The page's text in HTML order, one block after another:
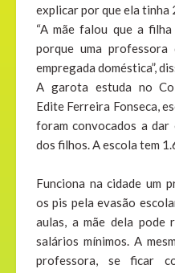
explicar por que ela tinha
“A mãe falou que a
porque uma
empregada doméstica”,
A garota estuda no
Edite Ferreira Fonseca,
foram convocados a
dos filhos. A escola tem
Funciona na cidade um
os pis pela evasão
aulas, a mãe dela pode
salários mínimos. A
professora, se ficar